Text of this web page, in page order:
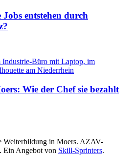
entstehen durch
Wie der Chef sie bezahlt
Weiterbildung in Moers. AZAV-
Ein Angebot von Skill-Sprinters.